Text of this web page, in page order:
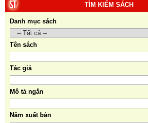
TÌM KIẾM SÁCH
Danh mục sách
Tên sách
Tác giả
Mô tả ngắn
Năm xuất bản